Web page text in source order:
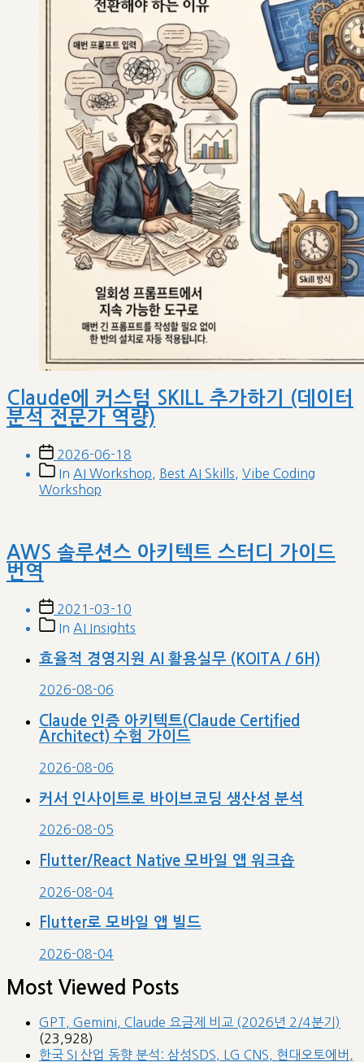
Claude에 커스텀 SKILL 추가하기 (데이터
분석 전문가 역량)
Post
date
2026-06-18
Post
categories
In AI Workshop Best AI Skills
Vibe Coding
Workshop
AWS 솔루션스 아키텍트 스터디 가이드
번역
Post
date
2021-03-10
PostIn AI Insights
효율적 경영지원 AI 활용실무 (KOITA / 6H)
2026-08-06
Claude 인증 아키텍트(Claude Certified
Architect) 수험 가이드
2026-08-06
커서 인사이트로 바이브코딩 생산성 분석
2026-08-05
Flutter/React Native 모바일 앱 워크숍
2026-08-04
Flutter로 모바일 앱 빌드
2026-08-04
Most Viewed Posts
GPT, Gemini, Claude 요금제 비교 (2026년 2/4분기)
(23,928)
한국 SI 산업 동향 분석: 삼성SDS, LG CNS, 현대오토에버,